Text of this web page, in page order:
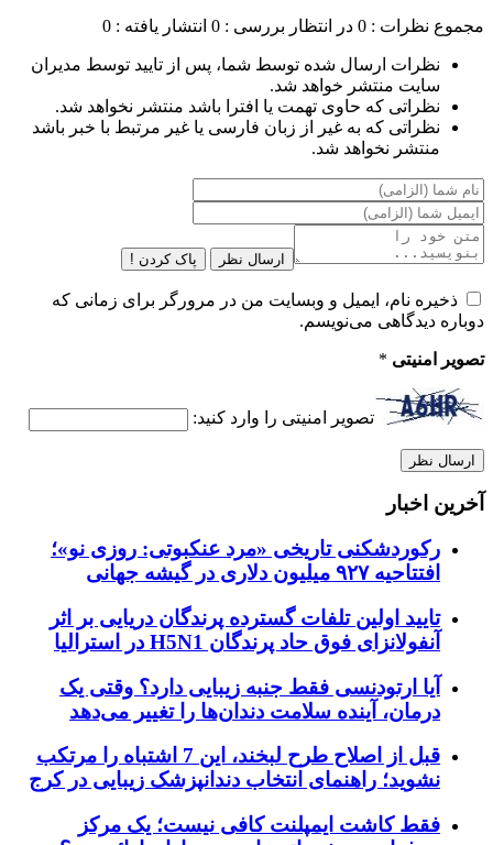
مجموع نظرات : 0 در انتظار بررسی : 0 انتشار یافته : 0
نظرات ارسال شده توسط شما، پس از تایید توسط مدیران
سایت منتشر خواهد شد.
نظراتی که حاوی تهمت یا افترا باشد منتشر نخواهد شد.
نظراتی که به غیر از زبان فارسی یا غیر مرتبط با خبر باشد
منتشر نخواهد شد.
ارسال نظر پاک کردن !
ذخیره نام، ایمیل و وبسایت من در مرورگر برای زمانی که
دوباره دیدگاهی می‌نویسم.
تصویر امنیتی *
تصویر امنیتی را وارد کنید:
آخرین اخبار
رکوردشکنی تاریخی «مرد عنکبوتی: روزی نو»؛
افتتاحیه ۹۲۷ میلیون دلاری در گیشه جهانی
تایید اولین تلفات گسترده پرندگان دریایی بر اثر
آنفولانزای فوق حاد پرندگان H5N1 در استرالیا
آیا ارتودنسی فقط جنبه زیبایی دارد؟ وقتی یک
درمان، آینده سلامت دندان‌ها را تغییر می‌دهد
قبل از اصلاح طرح لبخند، این 7 اشتباه را مرتکب
نشوید؛ راهنمای انتخاب دندانپزشک زیبایی در کرج
فقط کاشت ایمپلنت کافی نیست؛ یک مرکز